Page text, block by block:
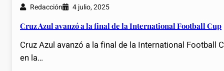
Redacción 4 julio, 2025
Cruz Azul avanzó a la final de la International Football Cup
Cruz Azul avanzó a la final de la International Football
en la…